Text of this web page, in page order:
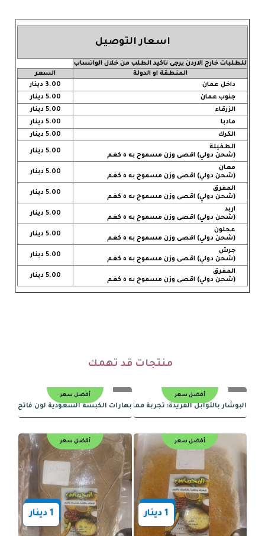
اسعار التوصيل
للطلبات خارج الاردن يرجى تاكيد الطلب من خلال الواتساب
المنطقة او الدولة
السعر
داخل عمان
3.00 دينار
جنوب عمان
5.00 دينار
الزرقاء
5.00 دينار
مادبا
5.00 دينار
الكرك
5.00 دينار
الطفيلة
(شحن دولي) اقصى وزن مسموح به ٥ كغم
5.00 دينار
معان
(شحن دولي) اقصى وزن مسموح به ٥ كغم
5.00 دينار
المفرق
(شحن دولي) اقصى وزن مسموح به ٥ كغم
5.00 دينار
اربد
(شحن دولي) اقصى وزن مسموح به ٥ كغم
5.00 دينار
عجلون
(شحن دولي) اقصى وزن مسموح به ٥ كغم
5.00 دينار
جرش
(شحن دولي) اقصى وزن مسموح به ٥ كغم
5.00 دينار
المفرق
(شحن دولي) اقصى وزن مسموح به ٥ كغم
5.00 دينار
منتجات قد تهمك